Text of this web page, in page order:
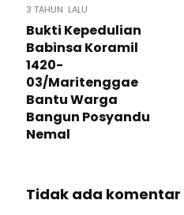
3 TAHUN LALU
Bukti Kepedulian
Babinsa Koramil
1420-
03/Maritenggae
Bantu Warga
Bangun Posyandu
Nemal
Tidak ada komentar